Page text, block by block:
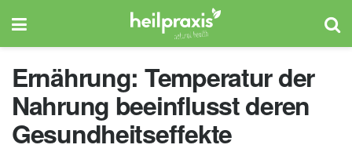
Ernährung: Temperatur der
Nahrung beeinflusst deren
Gesundheitseffekte